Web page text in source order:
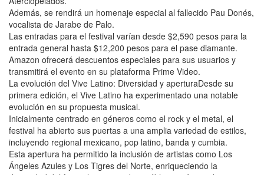
Además, se rendirá un homenaje especial al fallecido Pau Donés,
vocalista de Jarabe de Palo.
Las entradas para el festival varían desde $2,590 pesos para la
entrada general hasta $12,200 pesos para el pase diamante.
Amazon ofrecerá descuentos especiales para sus usuarios y
transmitirá el evento en su plataforma Prime Video.
La evolución del Vive Latino: Diversidad y aperturaDesde su
primera edición, el Vive Latino ha experimentado una notable
evolución en su propuesta musical.
Inicialmente centrado en géneros como el rock y el metal, el
festival ha abierto sus puertas a una amplia variedad de estilos,
incluyendo regional mexicano, pop latino, banda y cumbia.
Esta apertura ha permitido la inclusión de artistas como Los
Ángeles Azules y Los Tigres del Norte, enriqueciendo la